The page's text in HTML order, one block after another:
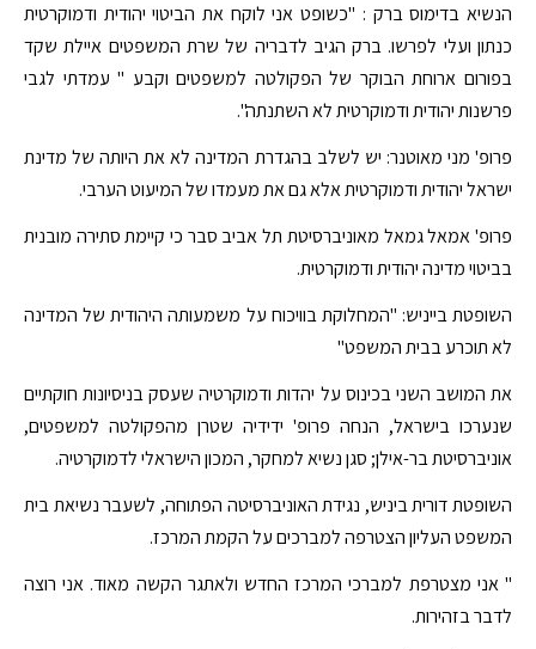
הנשיא בדימוס ברק : "כשופט אני לוקח את הביטוי יהודית ודמוקרטית
כנתון ועלי לפרשו. ברק הגיב לדבריה של שרת המשפטים איילת שקד
בפורום ארוחת הבוקר של הפקולטה למשפטים וקבע " עמדתי לגבי
פרשנות יהודית ודמוקרטית לא השתנתה".
פרופ' מני מאוטנר: יש לשלב בהגדרת המדינה לא את היותה של מדינת
ישראל יהודית ודמוקרטית אלא גם את מעמדו של המיעוט הערבי.
פרופ' אמאל גמאל מאוניברסיטת תל אביב סבר כי קיימת סתירה מובנית
בביטוי מדינה יהודית ודמוקרטית.
השופטת בייניש: "המחלוקת בוויכוח על משמעותה היהודית של המדינה
לא תוכרע בבית המשפט"
את המושב השני בכינוס על יהדות ודמוקרטיה שעסק בניסיונות חוקתיים
שנערכו בישראל, הנחה פרופ' ידידיה שטרן מהפקולטה למשפטים,
אוניברסיטת בר-אילן; סגן נשיא למחקר, המכון הישראלי לדמוקרטיה.
השופטת דורית ביניש, נגידת האוניברסיטה הפתוחה, לשעבר נשיאת בית
המשפט העליון הצטרפה למברכים על הקמת המרכז.
" אני מצטרפת למברכי המרכז החדש ולאתגר הקשה מאוד. אני רוצה
לדבר בזהירות.